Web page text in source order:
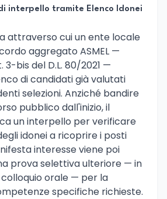
interpello tramite Elenco Idonei
attraverso cui un ente locale
aggregato ASMEL —
bis del D.L. 80/2021 —
di candidati già valutati
selezioni. Anziché bandire
pubblico dall'inizio, il
un interpello per verificare
idonei a ricoprire i posti
interesse viene poi
prova selettiva ulteriore — in
orale — per la
specifiche richieste.